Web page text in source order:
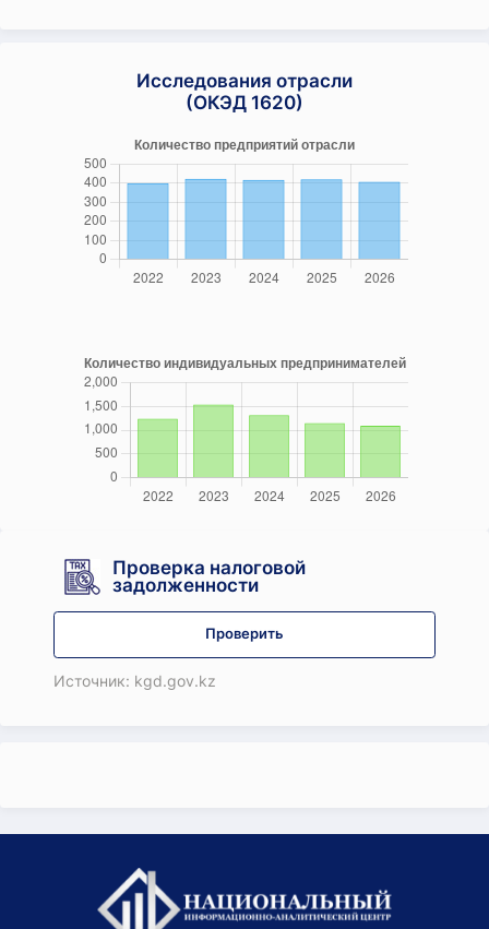
Исследования отрасли
(ОКЭД 1620)
Проверка налоговой
задолженности
Проверить
Источник: kgd.gov.kz